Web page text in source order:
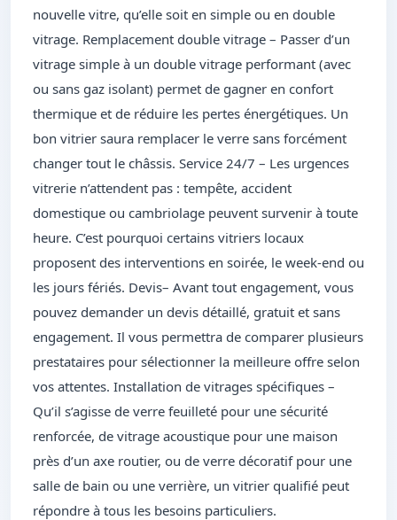
nouvelle vitre, qu’elle soit en simple ou en double
vitrage. Remplacement double vitrage – Passer d’un
vitrage simple à un double vitrage performant (avec
ou sans gaz isolant) permet de gagner en confort
thermique et de réduire les pertes énergétiques. Un
bon vitrier saura remplacer le verre sans forcément
changer tout le châssis. Service 24/7 – Les urgences
vitrerie n’attendent pas : tempête, accident
domestique ou cambriolage peuvent survenir à toute
heure. C’est pourquoi certains vitriers locaux
proposent des interventions en soirée, le week-end ou
les jours fériés. Devis– Avant tout engagement, vous
pouvez demander un devis détaillé, gratuit et sans
engagement. Il vous permettra de comparer plusieurs
prestataires pour sélectionner la meilleure offre selon
vos attentes. Installation de vitrages spécifiques –
Qu’il s’agisse de verre feuilleté pour une sécurité
renforcée, de vitrage acoustique pour une maison
près d’un axe routier, ou de verre décoratif pour une
salle de bain ou une verrière, un vitrier qualifié peut
répondre à tous les besoins particuliers.